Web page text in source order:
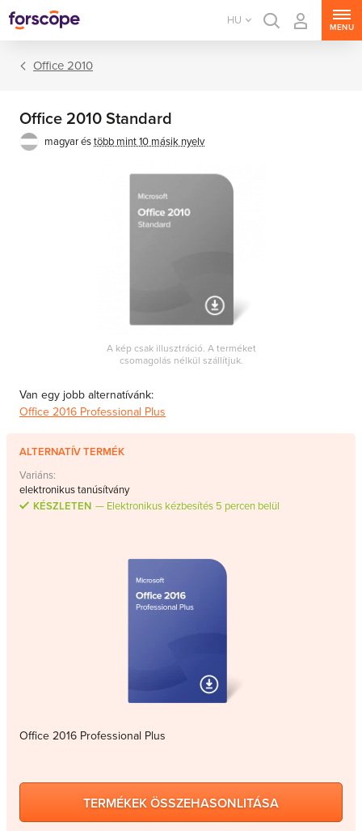
HU
MENU
Office 2010
Office 2010 Standard
magyar éstöbb mint 10 másik nyelv
A kép csak illusztráció. A terméket
csomagolás nélkül szállítjuk.
Van egy jobb alternatívánk:
Office 2016 Professional Plus
ALTERNATÍV TERMÉK
Variáns:
elektronikus tanúsítvány
KÉSZLETEN
Elektronikus kézbesítés 5 percen belül
Office 2016 Professional Plus
TERMÉKEK ÖSSZEHASONLITÁSA